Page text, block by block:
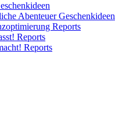
AbenteuerGeschenkideen
Reports
Reports
Reports